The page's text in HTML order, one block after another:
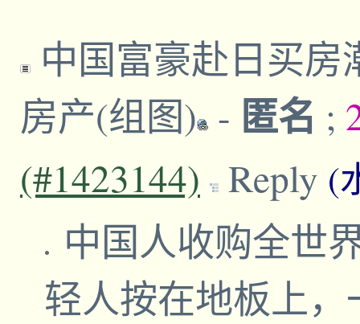
中国富豪赴日买房
房产(组图) - 匿名 ;
(#1423144) Reply (
中国人收购全世
轻人按在地板上